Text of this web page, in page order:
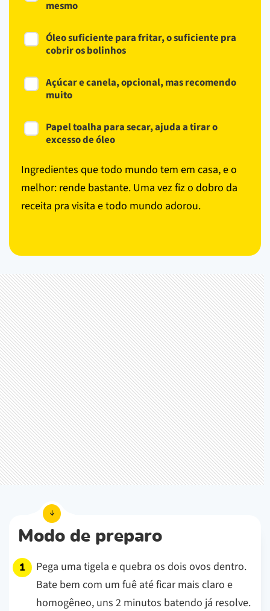
mesmo
Óleo suficiente para fritar, o suficiente pra
cobrir os bolinhos
Açúcar e canela, opcional, mas recomendo
muito
Papel toalha para secar, ajuda a tirar o
excesso de óleo
Ingredientes que todo mundo tem em casa, e o
melhor: rende bastante. Uma vez fiz o dobro da
receita pra visita e todo mundo adorou.
Modo de preparo
Pega uma tigela e quebra os dois ovos dentro.
Bate bem com um fuê até ficar mais claro e
homogêneo, uns 2 minutos batendo já resolve.